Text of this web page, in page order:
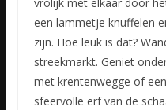
vrolijk met elkaar door
een lammetje knuffelen
zijn. Hoe leuk is dat?
streekmarkt. Geniet
met krentenwegge of
sfeervolle erf van de